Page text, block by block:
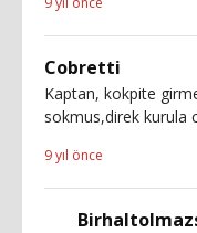
Cobretti
Kaptan, kokpite
sokmus,direk kurula
9 yıl önce